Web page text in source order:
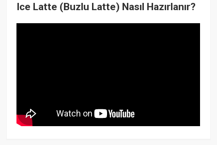
Ice Latte (Buzlu Latte) Nasıl Hazırlanır?